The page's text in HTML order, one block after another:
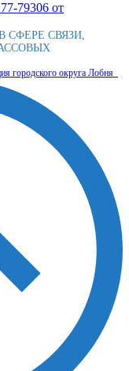
79306 от
СФЕРЕ СВЯЗИ,
городского округа Лобня